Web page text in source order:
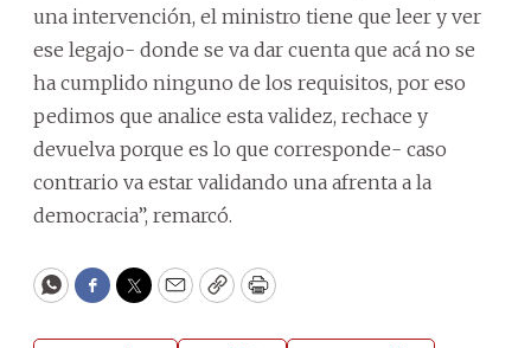
una intervención, el ministro tiene que leer y ver
ese legajo- donde se va dar cuenta que acá no se
ha cumplido ninguno de los requisitos, por eso
pedimos que analice esta validez, rechace y
devuelva porque es lo que corresponde- caso
contrario va estar validando una afrenta a la
democracia”, remarcó.
WhatsApp
Facebook
Twitter
EmailCopyPrint